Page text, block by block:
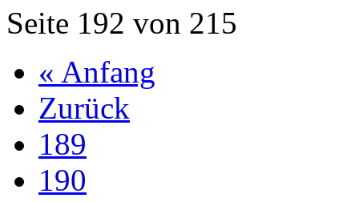
Seite 192 von 215
« Anfang
Zurück
189
190